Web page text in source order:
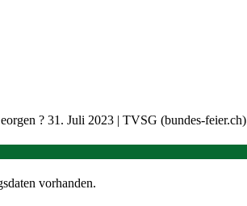
? 31. Juli 2023 | TVSG (bundes-feier.ch)
vorhanden.